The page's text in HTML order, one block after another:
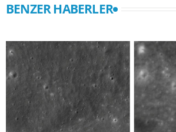
BENZER HABERLER